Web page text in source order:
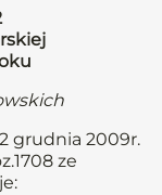
grudnia 2009r.
ze